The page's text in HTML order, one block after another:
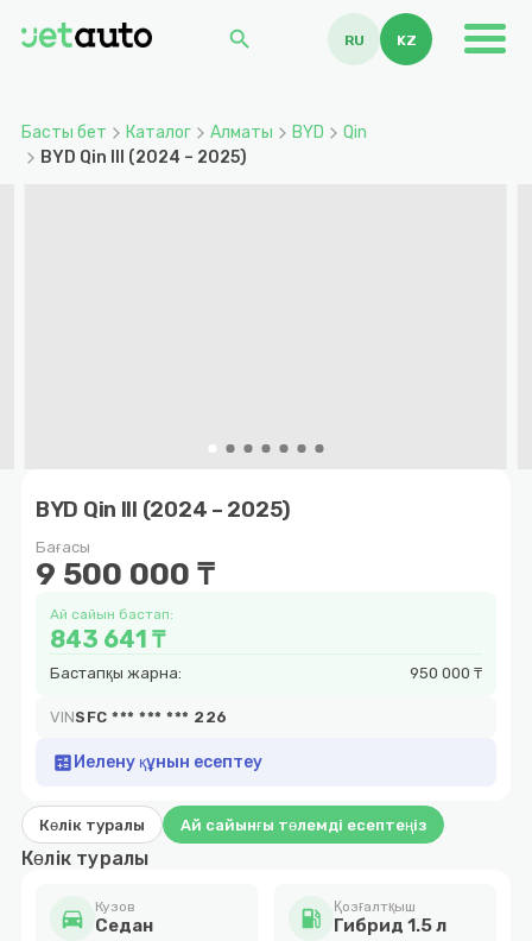
search RU KZ
Басты бет Каталог Алматы BYD
Qin
BYD Qin III (2024 – 2025)
BYD Qin III (2024 – 2025)
Бағасы
9 500 000 ₸
Ай сайын бастап:
843 641 ₸
Бастапқы жарна: 950 000 ₸
VINSFC *** *** *** 226
calculate Иелену құнын есептеу
Көлік туралы Ай сайынғы төлемді есептеңіз
Көлік туралы
directions_car Кузов
Седан local_gas_station Қозғалтқыш
Гибрид 1.5 л